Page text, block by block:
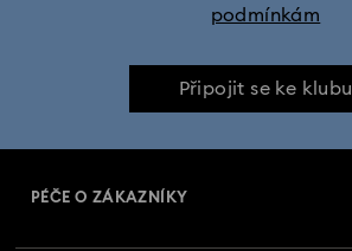
podmínkám
Připojit se ke klubu
PÉČE O ZÁKAZNÍKY